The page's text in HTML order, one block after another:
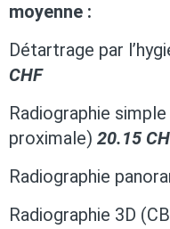
moyenne :
Détartrage par
CHF
Radiographie
proximale) 20.15
Radiographie
Radiographie 3D